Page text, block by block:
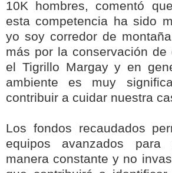
10K hombres, comentó
esta competencia ha sido
yo soy corredor de
más por la conservación de
el Tigrillo Margay y en
ambiente es muy
contribuir a cuidar nuestra
Los fondos recaudados
equipos avanzados para
manera constante y no